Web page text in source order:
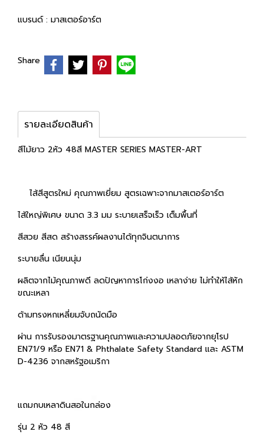
แบรนด์ : มาสเตอร์อาร์ต
Share
รายละเอียดสินค้า
สีไม้ยาว 2หัว 48สี MASTER SERIES MASTER-ART
ไส้สีสูตรใหม่ คุณภาพเยี่ยม สูตรเฉพาะจากมาสเตอร์อาร์ต
ไส้ใหญ่พิเศษ ขนาด 3.3 มม ระบายเสร็จเร็ว เต็มพื้นที่
สีสวย สีสด สร้างสรรค์ผลงานได้ทุกจินตนาการ
ระบายลื่น เนียนนุ่ม
ผลิตจากไม้คุณภาพดี ลดปัญหาการโก่งงอ เหลาง่าย ไม่ทำให้ไส้หัก
ขณะเหลา
ด้ามทรงหกเหลี่ยมจับถนัดมือ
ผ่าน การรับรองมาตรฐานคุณภาพและความปลอดภัยจากยุโรป
EN71/9 หรือ EN71 & Phthalate Safety Standard และ ASTM
D-4236 จากสหรัฐอเมริกา
แถมกบเหลาดินสอในกล่อง
รุ่น 2 หัว 48 สี